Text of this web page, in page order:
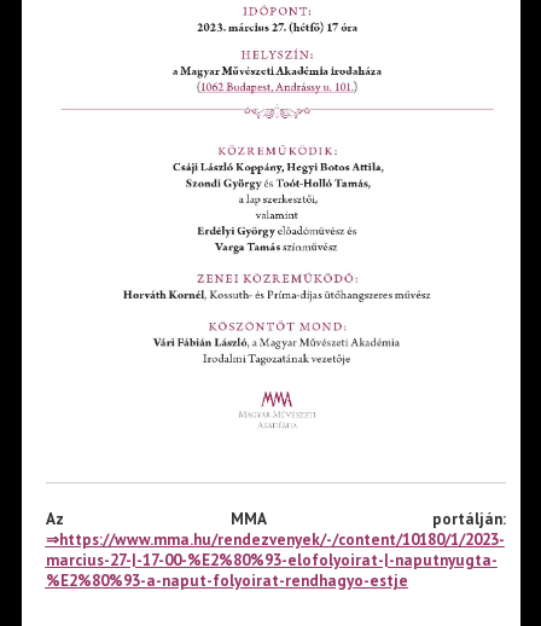
Az MMA portálján:
⇒https://www.mma.hu/rendezvenyek/-/content/10180/1/2023-
marcius-27-|-17-00-%E2%80%93-elofolyoirat-|-naputnyugta-
%E2%80%93-a-naput-folyoirat-rendhagyo-estje